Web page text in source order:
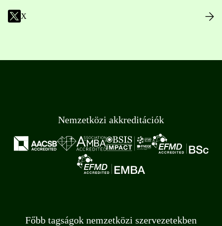
X
Nemzetközi akkreditációk
Főbb tagságok nemzetközi szervezetekben